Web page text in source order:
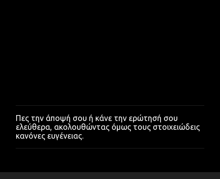
Δ
η
μ
ο
ε
Πες την άποψή σου ή κάνε την ερώτησή σου
ελεύθερα, ακολουθώντας όμως τους στοιχειώδεις
κανόνες ευγένειας.